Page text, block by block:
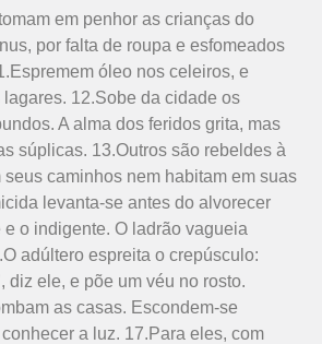
em penhor as crianças do
por falta de roupa e esfomeados
óleo nos celeiros, e
12.Sobe da cidade os
A alma dos feridos grita, mas
súplicas. 13.Outros são rebeldes à
seus caminhos nem habitam em suas
levanta-se antes do alvorecer
e o indigente. O ladrão vagueia
adúltero espreita o crepúsculo:
diz ele, e põe um véu no rosto.
as casas. Escondem-se
a luz. 17.Para eles, com